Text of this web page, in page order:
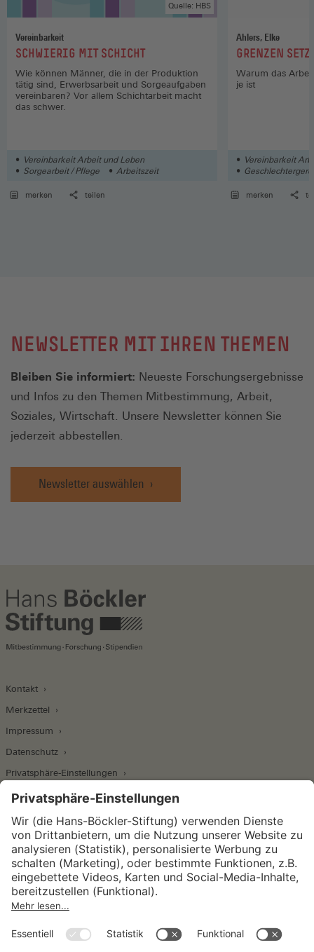
Vereinbarkeit
:SCHWIERIG MIT SCHICHT
Quelle: HBS
Wie können Männer, die in der Produktion
tätig sind, Erwerbsarbeit und Sorgeaufgaben
vereinbaren? Vor allem Schichtarbeit macht
das schwer.
Vereinbarkeit Arbeit und Leben
Sorgearbeit / Pflege
Arbeitszeit
merken teilen
Ahlers, Elke
:GRENZEN
Warum das
je ist
Vereinbarkeit
merken
NEWSLETTER MIT IHREN THEMEN
Bleiben Sie informiert: Neueste Forschungsergebnisse
und Infos zu den Themen Mitbestimmung, Arbeit,
Soziales, Wirtschaft. Unsere Newsletter können Sie
jederzeit abbestellen.
Newsletter auswählen
Kontakt
Merkzettel
Impressum
Datenschutz
Privatsphäre-Einstellungen
Wirtschafts- und Sozialwissenschaftliches Institut
Institut für Makroökonomie und
Konjunkturforschung